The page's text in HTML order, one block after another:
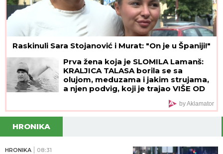
Raskinuli Sara Stojanović i Murat: "On je u Španiji!"
Prva žena koja je SLOMILA Lamanš:
KRALJICA TALASA borila se sa
olujom, meduzama i jakim strujama,
a njen podvig, koji je trajao VIŠE OD
by Aklamator
HRONIKA
HRONIKA 08:31